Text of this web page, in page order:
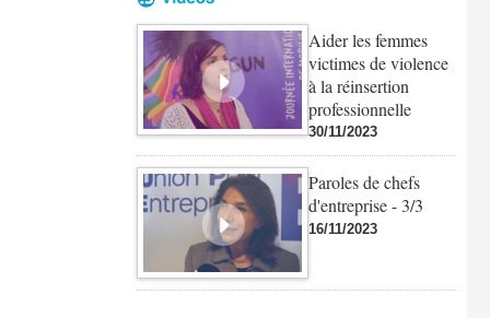
Aider les femmes
victimes de violence
à la réinsertion
professionnelle
30/11/2023
Paroles de chefs
d'entreprise - 3/3
16/11/2023